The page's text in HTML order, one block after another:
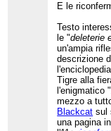
E le
Testo
le "deleterie
un'ampia
descrizione
Tigre alla
l'enigmatico "
mezzo a
Blackcat sul
una pagina